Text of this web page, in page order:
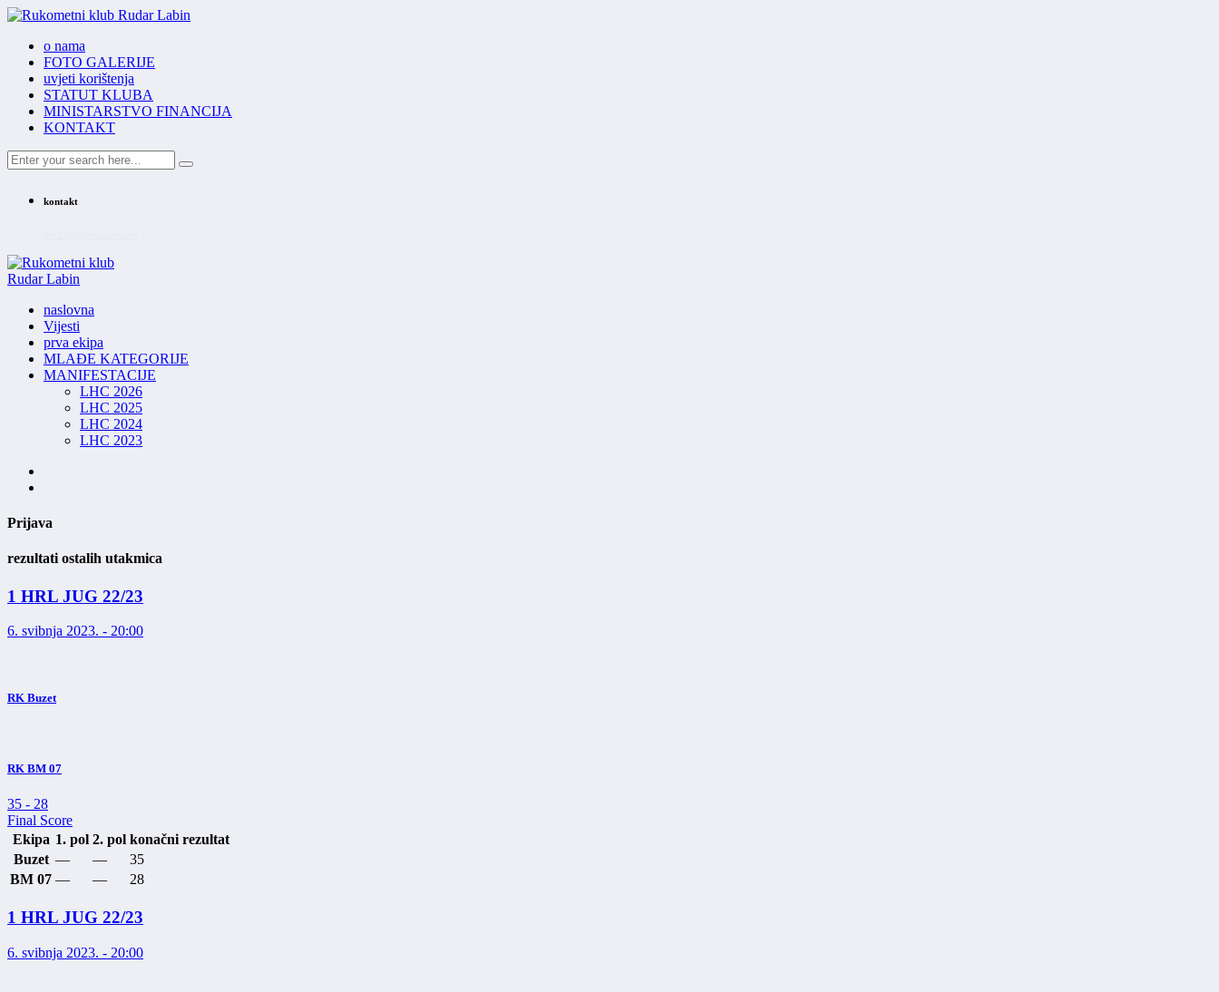
o nama
FOTO GALERIJE
uvjeti korištenja
STATUT KLUBA
MINISTARSTVO FINANCIJA
KONTAKT
kontakt
naslovna
Vijesti
prva ekipa
MLAĐE KATEGORIJE
MANIFESTACIJE
LHC 2026
LHC 2025
LHC 2024
LHC 2023
Prijava
rezultati ostalih utakmica
1 HRL JUG 22/23
6. svibnja 2023. - 20:00
RK Buzet
RK BM 07
35 - 28
Final Score
Ekipa 1. pol 2. pol konačni rezultat
Buzet — —
35
BM 07 — — 28
1 HRL JUG 22/23
6. svibnja 2023. - 20:00